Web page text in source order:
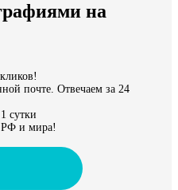
на
почте. Отвечаем за 24
сутки
РФ и мира!